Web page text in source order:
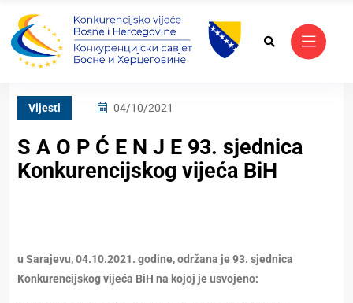
Vijesti 04/10/2021
S A O P Ć E N J E 93. sjednica
Konkurencijskog vijeća BiH
u Sarajevu, 04.10.2021. godine, održana je 93. sjednica
Konkurencijskog vijeća BiH na kojoj je usvojeno: